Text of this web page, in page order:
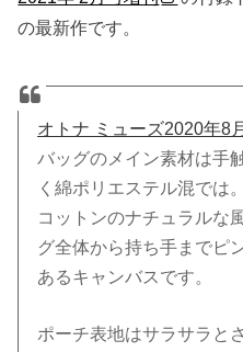
の最新作です。
オトナ ミューズ2020年8
バッグのメイン素材は手
く綿ポリエステル混では。
コットンのナチュラルな
グ全体から持ち手までピ
あるキャンバスです。
ポーチ表地はサラサラと